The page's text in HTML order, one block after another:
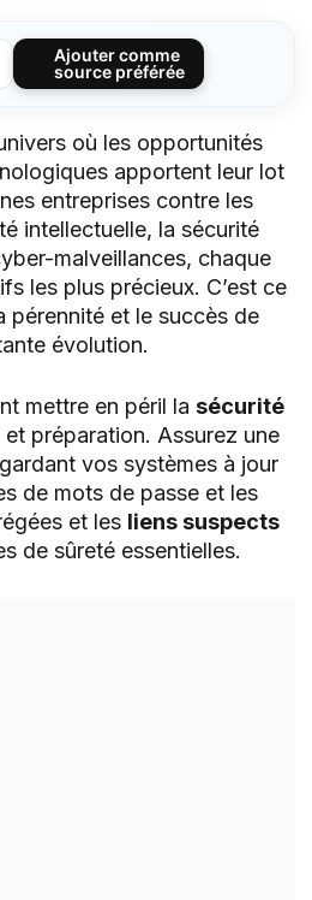
Ajouter comme
source préférée
où les opportunités
apportent leur lot
entreprises contre les
intellectuelle, la sécurité
malveillances, chaque
les plus précieux. C’est ce
pérennité et le succès de
évolution.
mettre en péril la sécurité
préparation. Assurez une
vos systèmes à jour
de mots de passe et les
et les liens suspects
de sûreté essentielles.